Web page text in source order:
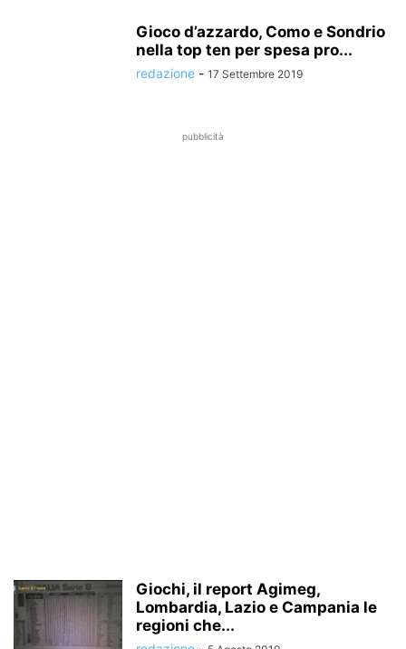
Gioco d’azzardo, Como e Sondrio
nella top ten per spesa pro...
redazione - 17 Settembre 2019
pubblicità
Giochi, il report Agimeg,
Lombardia, Lazio e Campania le
regioni che...